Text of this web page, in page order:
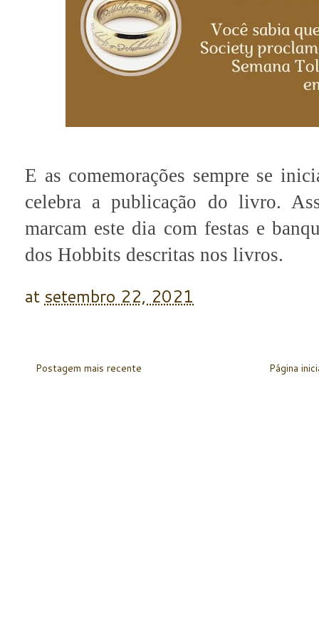
E as comemorações sempre se
celebra a publicação do livro.
marcam este dia com festas e
dos Hobbits descritas nos livros.
at setembro 22, 2021
Postagem mais recente Página